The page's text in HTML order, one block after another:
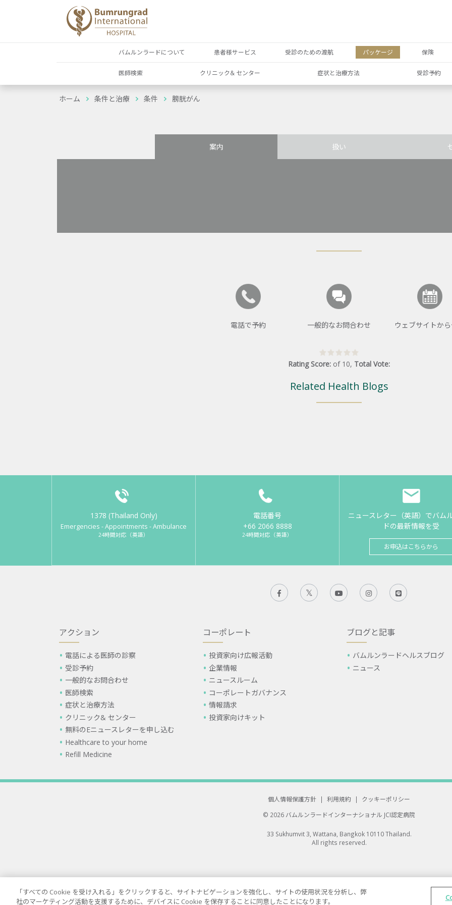
バムルンラードについて 患者様サービス 受診のための渡航 パッケージ 保険
医師検索 クリニック& センター 症状と治療方法 受診予約
ホーム 条件と治療 条件 膀胱がん
案内 扱い
電話で予約 一般的なお問合わせ ウェブサイトか
Rating Score: of 10, Total Vote:
Related Health Blogs
1378 (Thailand Only)
Emergencies - Appointments - Ambulance
24時間対応（英語）
電話番号
+66 2066 8888
24時間対応（英語）
ニュースレター（英語）でバム
ドの最新情報を受
お申込はこちらから
アクション
電話による医師の診察
受診予約
一般的なお問合わせ
医師検索
症状と治療方法
クリニック& センター
無料のEニュースレターを申し込む
Healthcare to your home
Refill Medicine
コーポレート
投資家向け広報活動
企業情報
ニュースルーム
コーポレートガバナンス
情報請求
投資家向けキット
ブログと記事
バムルンラードヘルスブログ
ニュース
個人情報保護方針 | 利用規約 |
クッキーポリシー
© 2026 バムルンラードインターナショナル JCI認定病院
33 Sukhumvit 3, Wattana, Bangkok 10110 Thailand.
All rights reserved.
「すべての Cookie を受け入れる」をクリックすると、サイトナビゲーションを強化し、サイトの使用状況を分析し、弊
社のマーケティング活動を支援するために、デバイスに Cookie を保存することに同意したことになります。